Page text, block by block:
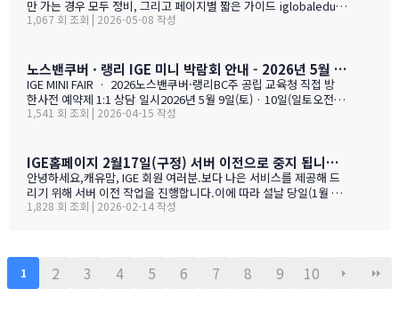
만 가는 경우 모두 정비, 그리고 페이지별 짧은 가이드 iglobaleduca
tion.org 가 새로 업데이트되었습니다. 이번에는 "엄마동반"과 "아
학비 + 2베드 기준 렌트비 + 자녀 한 명 기준 생활비를 모두 합친 1년
예산을 교육청별로 비교해 보실 수 있습니다. 추천 사립학교와 유학
맘들의 리얼한 후기도 같은 페이지에 함께 모았습니다. 자녀가 혼자
가는 경우, 홈스테이·보딩스쿨·관리형 세 가지 형태를 한 …
1,067 회 조회 | 2026-05-08 작성
노스밴쿠버 · 랭리 IGE 미니 박람회 안내 - 2026년 5월 9일(토) · 10일(일)
IGE MINI FAIR · 2026노스밴쿠버·랭리BC주 공립 교육청 직접 방
한사전 예약제 1:1 상담 일시2026년 5월 9일(토) · 10일(일토오전 1
1시 — 오후 3시장소IGE 도곡동 사무실서울시 강남구 언주로 201, 2
가등록 폼으로 이동합니다SECTION 01 · 방한 교육청노스밴쿠버
교육청NORTH VANCOUVER · SD 44 밴쿠버 다운타운에서 Lions
Gate Bridge를 건너면 20분 내로 도착하는 근교 주거 중심 지역입
니다. 산·바다·숲이 어우러진 자연환경과, 밴쿠버 메트로 지역 중 가
1,541 회 조회 | 2026-04-15 작성
IGE홈페이지 2월17일(구정) 서버 이전으로 중지 됩니다.- 이해 부탁 드리며
안녕하세요,캐유맘, IGE 회원 여러분.보다 나은 서비스를 제공해 드
리기 위해 서버 이전 작업을 진행합니다.이에 따라 설날 당일(1월 29
일) 오전 중 IGE 홈페이지(iglobaleducation.org) 접속이 일시적으
GE (I Global Education)
1,828 회 조회 | 2026-02-14 작성
1 2 3 4 5 6 7 8 9 10